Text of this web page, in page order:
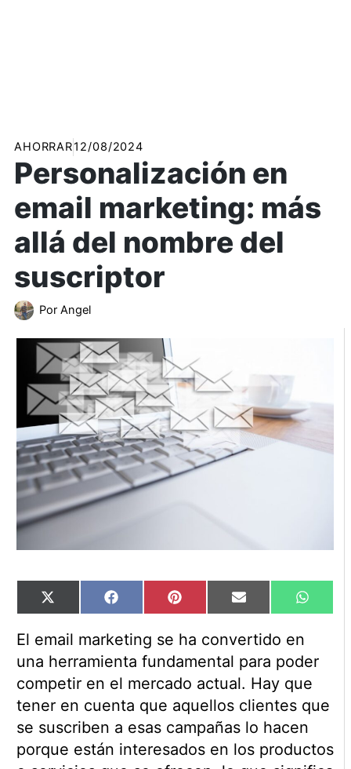
AHORRAR12/08/2024
Personalización en
email marketing: más
allá del nombre del
suscriptor
Por Angel
Compartir
en
X
(Twitter)
Compartir
en
Facebook Compartir
en
Pinterest Compartir
en
Email
en
El email marketing se ha convertido en
una herramienta fundamental para poder
competir en el mercado actual. Hay que
tener en cuenta que aquellos clientes que
se suscriben a esas campañas lo hacen
porque están interesados en los productos